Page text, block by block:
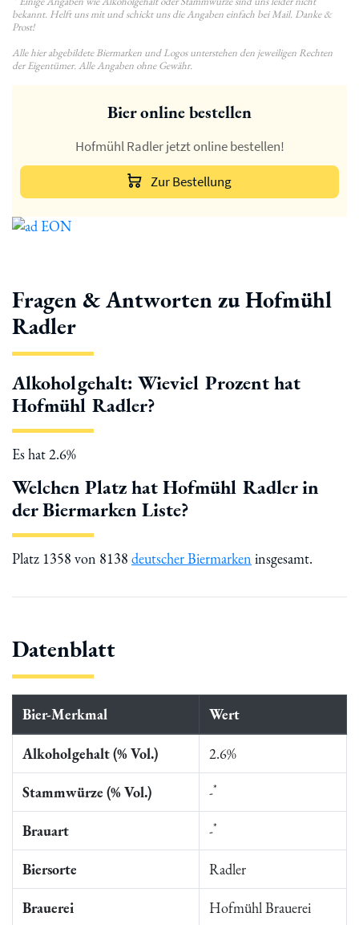
bekannt. Helft uns mit und schickt uns die Angaben einfach bei Mail. Danke &
Prost!
Alle hier abgebildete Biermarken und Logos unterstehen den jeweiligen Rechten
der Eigentümer. Alle Angaben ohne Gewähr.
Bier online bestellen
Hofmühl Radler jetzt online bestellen!
Zur Bestellung
Fragen & Antworten zu Hofmühl
Radler
Alkoholgehalt: Wieviel Prozent hat
Hofmühl Radler?
Es hat 2.6%
Welchen Platz hat Hofmühl Radler in
der Biermarken Liste?
Platz 1358 von 8138 deutscher Biermarken insgesamt.
Datenblatt
Bier-Merkmal Wert
Alkoholgehalt (% Vol.) 2.6%
Stammwürze (% Vol.) -*
Brauart -*
Biersorte Radler
Brauerei Hofmühl Brauerei